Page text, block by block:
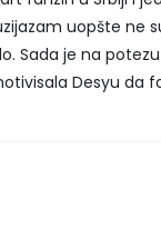
uopšte ne
Sada je na
Desyu da